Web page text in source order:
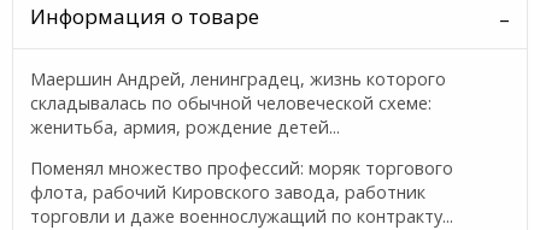
Информация о товаре
Маершин Андрей, ленинградец, жизнь которого
складывалась по обычной человеческой схеме:
женитьба, армия, рождение детей...
Поменял множество профессий: моряк торгового
флота, рабочий Кировского завода, работник
торговли и даже военнослужащий по контракту...